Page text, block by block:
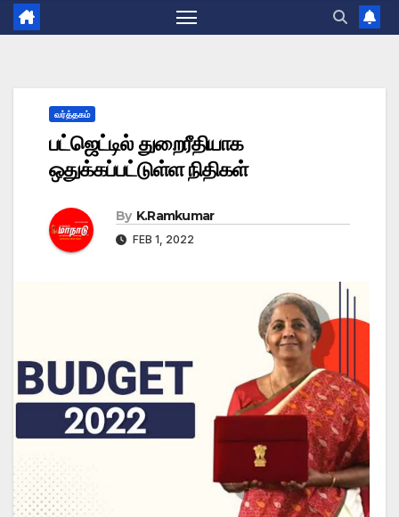
வர்த்தகம்
பட்ஜெட்டில் துறைரீதியாக
ஒதுக்கப்பட்டுள்ள நிதிகள்
By K.Ramkumar
FEB 1, 2022